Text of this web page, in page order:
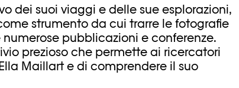
dei suoi viaggi e delle sue esplorazioni,
strumento da cui trarre le fotografie
pubblicazioni e conferenze.
prezioso che permette ai ricercatori
Maillart e di comprendere il suo